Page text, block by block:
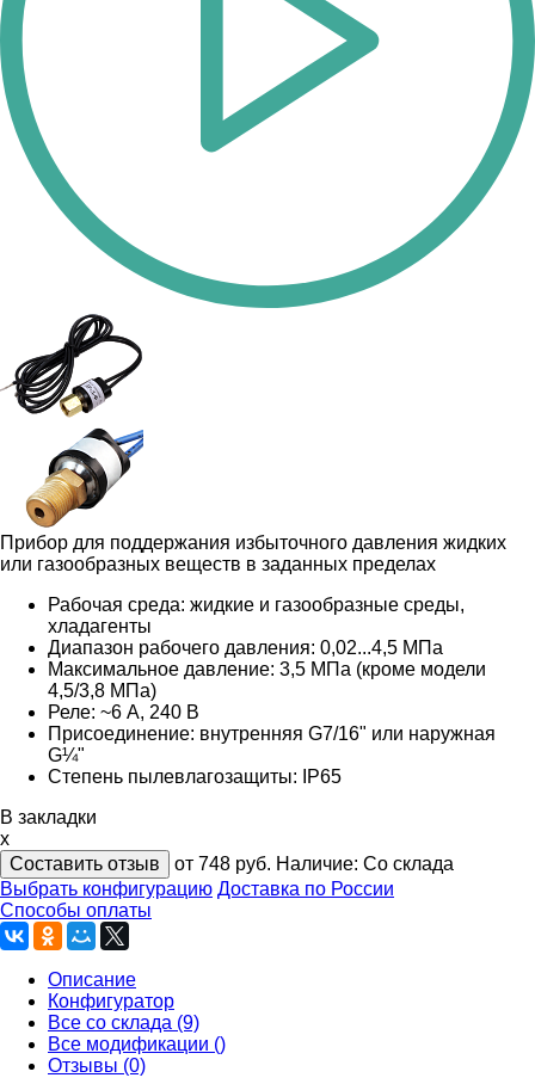
Прибор для поддержания избыточного давления жидких
или газообразных веществ в заданных пределах
Рабочая среда: жидкие и газообразные среды,
хладагенты
Диапазон рабочего давления: 0,02...4,5 МПа
Максимальное давление: 3,5 МПа (кроме модели
4,5/3,8 МПа)
Реле: ~6 А, 240 В
Присоединение: внутренняя G7/16" или наружная
G¼"
Степень пылевлагозащиты: IP65
В закладки
x
Составить отзыв
от 748 руб. Наличие: Со склада
Выбрать конфигурацию Доставка по России
Способы оплаты
Описание
Конфигуратор
Все со склада (9)
Все модификации ()
Отзывы (0)